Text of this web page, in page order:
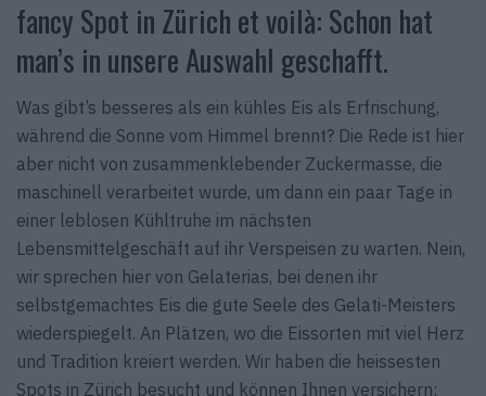
fancy Spot in Zürich et voilà: Schon hat
man’s in unsere Auswahl geschafft.
Was gibt’s besseres als ein kühles Eis als Erfrischung,
während die Sonne vom Himmel brennt? Die Rede ist hier
aber nicht von zusammenklebender Zuckermasse, die
maschinell verarbeitet wurde, um dann ein paar Tage in
einer leblosen Kühltruhe im nächsten
Lebensmittelgeschäft auf ihr Verspeisen zu warten. Nein,
wir sprechen hier von Gelaterias, bei denen ihr
selbstgemachtes Eis die gute Seele des Gelati-Meisters
wiederspiegelt. An Plätzen, wo die Eissorten mit viel Herz
und Tradition kreiert werden. Wir haben die heissesten
Spots in Zürich besucht und können Ihnen versichern: